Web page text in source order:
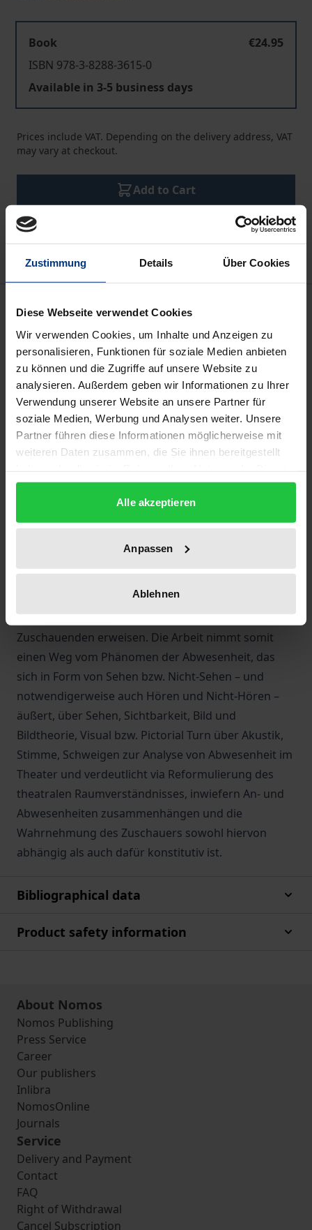
Zustimmung Details Über Cookies
Diese Webseite verwendet Cookies
Wir verwenden Cookies, um Inhalte und Anzeigen zu
personalisieren, Funktionen für soziale Medien anbieten
zu können und die Zugriffe auf unsere Website zu
analysieren. Außerdem geben wir Informationen zu Ihrer
Verwendung unserer Website an unsere Partner für
soziale Medien, Werbung und Analysen weiter. Unsere
Partner führen diese Informationen möglicherweise mit
weiteren Daten zusammen, die Sie ihnen bereitgestellt
gesammelt haben.
Alle akzeptieren
Anpassen
Ablehnen
Book
€24.95
ISBN 978-3-8288-3615-0
Available in 3-5 business days
Prices include VAT. Depending on the delivery address, VAT
may vary at checkout.
Add to Cart
Add to Wish List
Delivery cost notice
Ausgehend von der Annahme, dass Theater
notwendigerweise als Seh-Ereignis definiert wird,
stellt Nikola Schellmann die Frage, was passiert,
wenn genau damit gespielt wird: dass die
Zuschauenden eben nicht alles sehen – und auch
nicht sehen sollen? Oder wenn es nichts zu hören
gibt? Wenn die Möglichkeit entzogen wird, die ganze
Bühne einzusehen oder keine Akteur*innen die
Bühne betreten? Anhand von Inszenierungen von
Andreas Kriegenburg, Katie Mitchell, Karin Beier und
unterschiedliche Formen des Abwesenden als
produktiv sowohl für die Raumwahrnehmung, die
Inszenierung als solche, den Aufführungsbegriff
sowie für das Wahrnehmungserlebnis der
Zuschauenden erweisen. Die Arbeit nimmt somit
einen Weg vom Phänomen der Abwesenheit, das
sich in Form von Sehen bzw. Nicht-Sehen – und
notwendigerweise auch Hören und Nicht-Hören –
äußert, über Sehen, Sichtbarkeit, Bild und
Bildtheorie, Visual bzw. Pictorial Turn über Akustik,
Stimme, Schweigen zur Analyse von Abwesenheit im
Theater und verdeutlicht via Reformulierung des
theatralen Raumverständnisses, inwiefern An- und
Abwesenheiten zusammenhängen und die
Wahrnehmung des Zuschauers sowohl hiervon
abhängig als auch dafür konstitutiv ist.
Bibliographical data
Product safety information
About Nomos
Nomos Publishing
Press Service
Career
Our publishers
Inlibra
NomosOnline
Journals
Service
Delivery and Payment
Contact
FAQ
Right of Withdrawal
Cancel Subscription